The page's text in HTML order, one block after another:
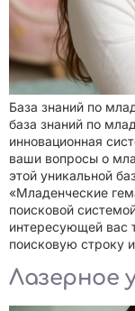
База знаний по
база знаний по
инновационная
ваши вопросы о
этой уникальной
«Младенческие
поисковой
интересующей вас
поисковую строку
Лазерное